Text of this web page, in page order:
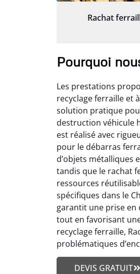
Rachat
Pourquoi
Les prestations
recyclage ferraille et
solution pratique
destruction véhicule
est réalisé avec
pour le débarras
d’objets métalliques
tandis que le rachat
ressources
spécifiques dans le
garantit une prise en
tout en favorisant
recyclage ferraille,
problématiques
DEVIS GRATUIT